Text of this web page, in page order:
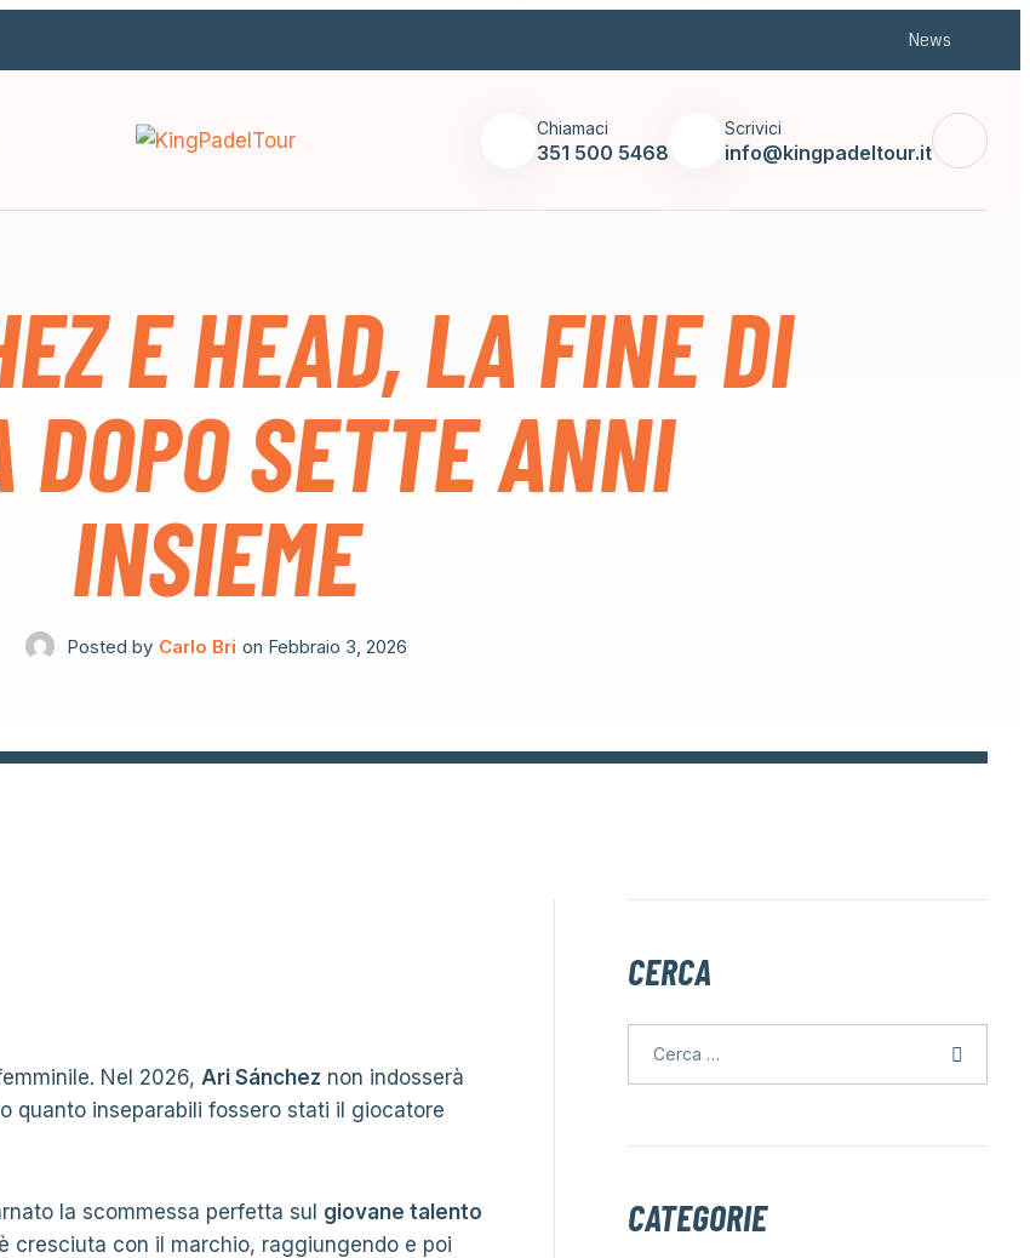
News
Chiamaci
351 500 5468
Scrivici
info@kingpadeltour.it
E HEAD, LA FINE DI
DOPO SETTE ANNI
INSIEME
Posted by Carlo Bri on Febbraio 3, 2026
Nel 2026, Ari Sánchez non indosserà
quanto inseparabili fossero stati il ​​giocatore
la scommessa perfetta sul giovane talento
cresciuta con il marchio, raggiungendo e poi
CERCA
CATEGORIE